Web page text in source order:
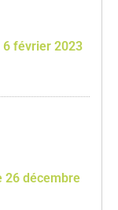
6 février 2023
26 décembre